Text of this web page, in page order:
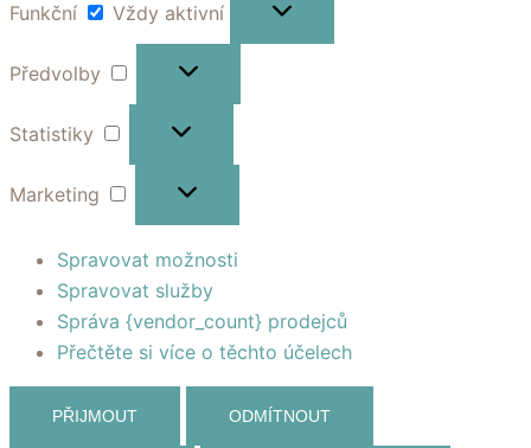
Funkční
Vždy aktivní
Předvolby
Statistiky
Marketing
Spravovat možnosti
Spravovat služby
Správa {vendor_count} prodejců
Přečtěte si více o těchto účelech
PŘIJMOUT ODMÍTNOUT